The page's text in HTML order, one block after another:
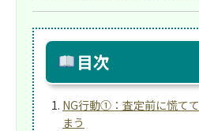
目次
NG行動①：査定前に慌てて
まう